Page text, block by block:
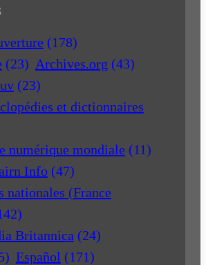
(178)
(23) Archives.org (43)
(23)
et dictionnaires
numérique mondiale (11)
Info (47)
nationales (France
Britannica (24)
Español (171)